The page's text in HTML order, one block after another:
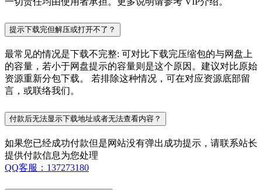
提示下载完但解压或打开不了？
最常见的情况是下载不完整: 可对比下载完压缩包的与网盘上
的容量，若小于网盘提示的容量则是这个原因。建议对比原始
资源重新分包下载。 若排除这种情况，可在对应资源底部留
言，或联络我们。
付款后无法显示下载地址或者无法查看内容？
如果您已经成功付款但是网站没有弹出成功提示，请联系站长
提供付款信息为您处理
QQ客服：137273180